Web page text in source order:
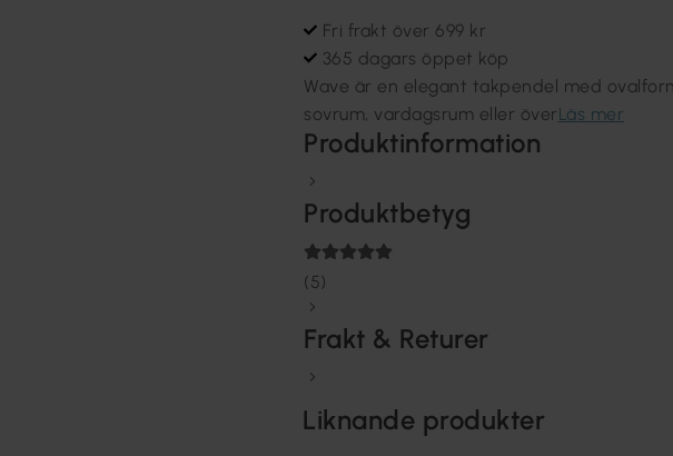
Fri frakt över 699 kr
365 dagars öppet köp
Wave är en elegant takpendel med
sovrum, vardagsrum eller överLäs mer
Produktinformation
Produktbetyg
(5)
Frakt & Returer
Liknande produkter